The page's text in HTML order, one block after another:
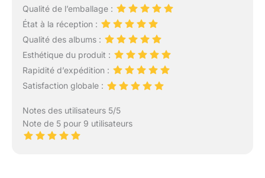
Qualité de l’emballage :
État à la réception :
Qualité des albums :
Esthétique du produit :
Rapidité d’expédition :
Satisfaction globale :
Notes des utilisateurs 5/5
Note de 5 pour 9 utilisateurs